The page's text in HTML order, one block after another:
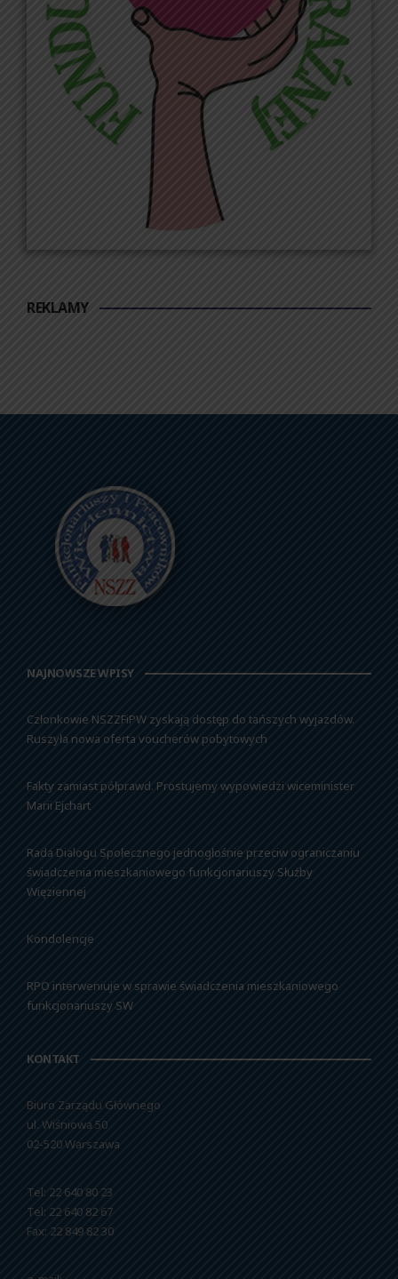
REKLAMY
NAJNOWSZE WPISY
Członkowie NSZZFiPW zyskają dostęp do tańszych wyjazdów.
Ruszyła nowa oferta voucherów pobytowych
Fakty zamiast półprawd. Prostujemy wypowiedzi wiceminister
Marii Ejchart
Rada Dialogu Społecznego jednogłośnie przeciw ograniczaniu
świadczenia mieszkaniowego funkcjonariuszy Służby
Więziennej
Kondolencje
RPO interweniuje w sprawie świadczenia mieszkaniowego
funkcjonariuszy SW
KONTAKT
Biuro Zarządu Głównego
ul. Wiśniowa 50
02-520 Warszawa
Tel: 22 640 80 23
Tel: 22 640 82 67
Fax: 22 849 82 30